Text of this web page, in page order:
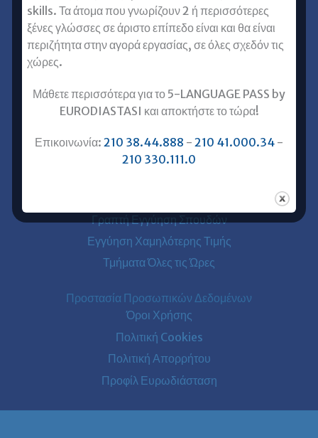
Ξένες Γλώσσες για Ενήλικες
Αγγλικά για Ενήλικες
Ισπανικά για Ενήλικες
Χρήσιμα
Γραπτή Εγγύηση Σπουδών
Εγγύηση Χαμηλότερης Τιμής
Τμήματα Όλες τις Ώρες
Προστασία Προσωπικών Δεδομένων
Όροι Χρήσης
Πολιτική Cookies
Πολιτική Απορρήτου
Προφίλ Ευρωδιάσταση
skills. Τα άτομα που γνωρίζουν 2 ή περισσότερες
ξένες γλώσσες σε άριστο επίπεδο είναι και θα είναι
περιζήτητα στην αγορά εργασίας, σε όλες σχεδόν τις
χώρες.
Μάθετε περισσότερα για το 5-LANGUAGE PASS by
EURODIASTASI και αποκτήστε το τώρα!
Επικοινωνία: 210 38.44.888 - 210 41.000.34 -
210 330.111.0